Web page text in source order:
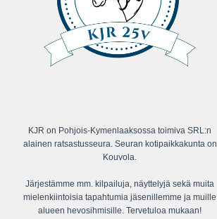
KJR on Pohjois-Kymenlaaksossa toimiva SRL:n
alainen ratsastusseura. Seuran kotipaikkakunta on
Kouvola.
Järjestämme mm. kilpailuja, näyttelyjä sekä muita
mielenkiintoisia tapahtumia jäsenillemme ja muille
alueen hevosihmisille. Tervetuloa mukaan!